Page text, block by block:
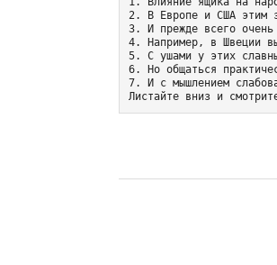
2. В Европе и США этим
3. И прежде всего очень
4. Например, в Швеции
5. С ушами у этих
6. Но общаться
7. И с мышлением
Листайте вниз и